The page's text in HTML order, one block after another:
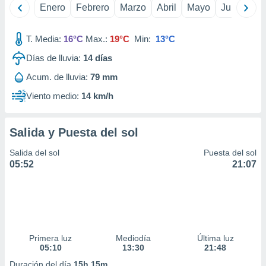
crear un
de la
del
de
Enero Febrero Marzo Abril Mayo Junio
T. Media: 16°C Max.: 19°C Min: 13°C
Días de lluvia: 14días
Acum. de lluvia: 79 mm
Viento medio: 14 km/h
Salida y Puesta del sol
Salida del sol
05:52
Puesta del sol
21:07
Primera luz
05:10
Mediodía
13:30
Última luz
21:48